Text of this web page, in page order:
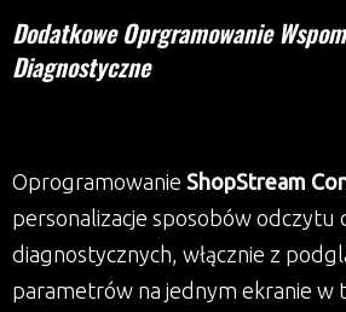
Dodatkowe Oprgramowanie
Diagnostyczne
Oprogramowanie ShopStream
personalizacje sposobów odczytu
diagnostycznych, włącznie z
parametrów na jednym ekranie w